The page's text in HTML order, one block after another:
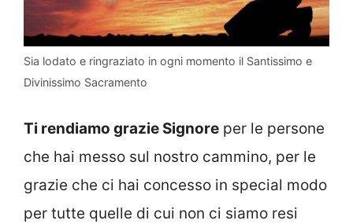
Sia lodato e ringraziato in ogni momento il Santissimo e
Divinissimo Sacramento
Ti rendiamo grazie Signore per le persone
che hai messo sul nostro cammino, per le
grazie che ci hai concesso in special modo
per tutte quelle di cui non ci siamo resi